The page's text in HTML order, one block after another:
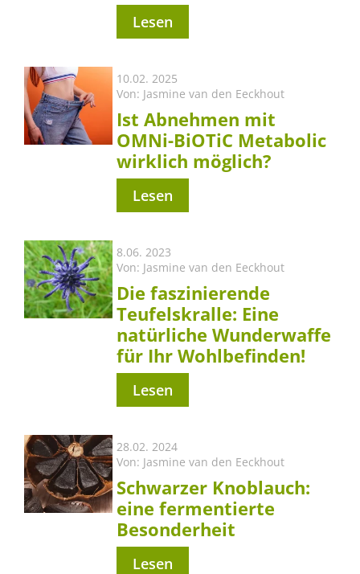
Lesen
10.02. 2025
Von: Jasmine van den Eeckhout
Ist Abnehmen mit
OMNi-BiOTiC Metabolic
wirklich möglich?
Lesen
8.06. 2023
Von: Jasmine van den Eeckhout
Die faszinierende
Teufelskralle: Eine
natürliche Wunderwaffe
für Ihr Wohlbefinden!
Lesen
28.02. 2024
Von: Jasmine van den Eeckhout
Schwarzer Knoblauch:
eine fermentierte
Besonderheit
Lesen